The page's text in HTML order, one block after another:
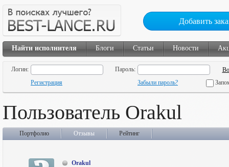
Добавить
Найти исполнителя Блоги Статьи Новости
Логин:
Пароль:
Регистрация
Забыли пароль?
Пользователь Orakul
Портфолио Отзывы Рейтинг
Orakul